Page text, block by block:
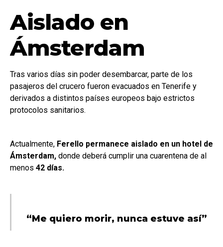
Aislado en
Ámsterdam
Tras varios días sin poder desembarcar, parte de los
pasajeros del crucero fueron evacuados en Tenerife y
derivados a distintos países europeos bajo estrictos
protocolos sanitarios.
Actualmente, Ferello permanece aislado en un hotel de
Ámsterdam, donde deberá cumplir una cuarentena de al
menos 42 días.
“Me quiero morir, nunca estuve así”